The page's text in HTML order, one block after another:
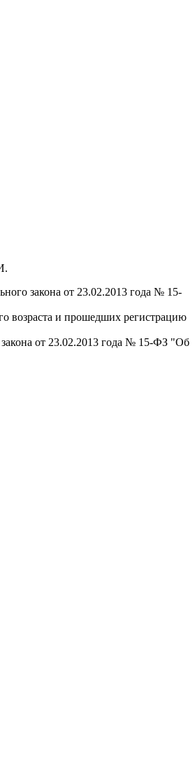
закона от 23.02.2013 года № 15-
возраста и прошедших регистрацию
закона от 23.02.2013 года № 15-ФЗ "Об